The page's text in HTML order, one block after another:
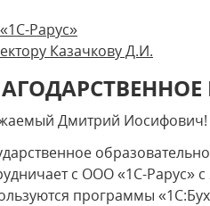
Рарус»
Казачкову Д.И.
Дмитрий Иосифович!
с ООО «1С-Рарус»
программы